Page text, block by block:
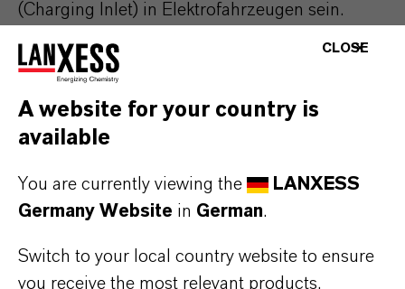
(Charging Inlet) in Elektrofahrzeugen sein.
Maßgeschneiderte Materialien ermöglichen ein
hohes Maß an kostensenkender
lässt sich bei minimierter Anzahl der
Bauelemente einfach und schraubenlos
zusammenbauen, was sich ebenfalls
kostengünstig auswirkt.
Composites mit hoher
CLOSE
A website for your country is
available
You are currently viewing the
LANXESS
Germany Website in German.
Switch to your local country website to ensure
you receive the most relevant products,